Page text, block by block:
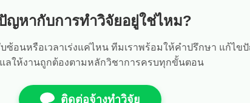
ญหากับการทำวิจัยอยู่ใช่ไหม?
ซ้อนหรือเวลาเร่งแค่ไหน ทีมเราพร้อมให้คำปรึกษา แก้ไข
ลให้งานถูกต้องตามหลักวิชาการครบทุกขั้นตอน
ติดต่อจ้างทำวิจัย